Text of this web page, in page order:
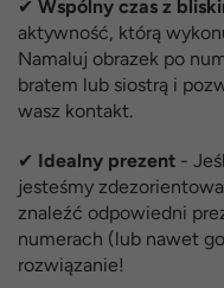
✔ Wspólny czas z
aktywność, którą
Namaluj obrazek po
bratem lub siostrą i
wasz kontakt.
✔ Idealny prezent -
jesteśmy
znaleźć odpowiedni
numerach (lub nawet
rozwiązanie!